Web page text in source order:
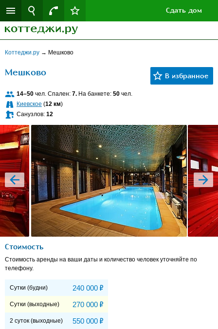
Сдать дом
Коттеджи.ру → Мешково
Мешково
14–50 чел. Спален: 7. На банкете: 50 чел.
Киевское (12 км)
Санузлов: 12
prev next
Стоимость
Стоимость аренды на ваши даты и количество человек уточняйте по
телефону.
Сутки (будни) 240 000 Р
Сутки (выходные) 270 000 Р
2 суток (выходные) 550 000 Р